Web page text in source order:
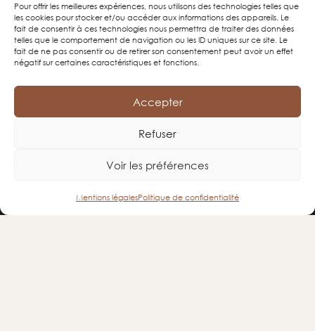
Pour offrir les meilleures expériences, nous utilisons des technologies telles que
les cookies pour stocker et/ou accéder aux informations des appareils. Le
fait de consentir à ces technologies nous permettra de traiter des données
telles que le comportement de navigation ou les ID uniques sur ce site. Le
fait de ne pas consentir ou de retirer son consentement peut avoir un effet
négatif sur certaines caractéristiques et fonctions.
Accepter
Refuser
Voir les préférences
Mentions légalesPolitique de confidentialité
8 Rue Principale, la Poterie
49230 Tillières, Sèvremoine
02 41 56 72 75
contact@corbet-terrescuites.com
09h00-12h00 le samedi (sur rdv)
NOS PRODUITS